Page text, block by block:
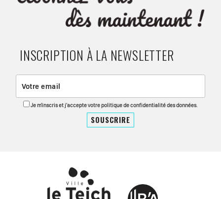
INSCRIPTION À LA NEWSLETTER
Je m'inscris et j'accepte votre politique de confidentialité des données.